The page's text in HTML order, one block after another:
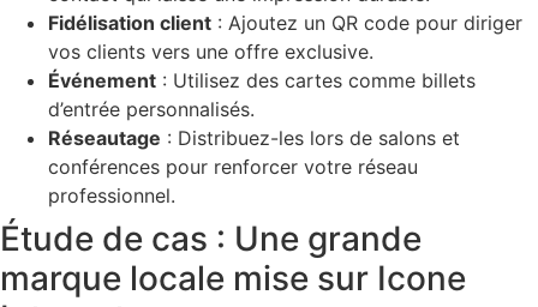
Fidélisation client : Ajoutez un QR code pour diriger
vos clients vers une offre exclusive.
Événement : Utilisez des cartes comme billets
d’entrée personnalisés.
Réseautage : Distribuez-les lors de salons et
conférences pour renforcer votre réseau
professionnel.
Étude de cas : Une grande
marque locale mise sur Icone